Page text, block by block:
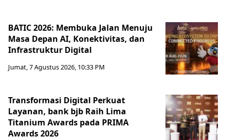
BATIC 2026: Membuka Jalan Menuju
Masa Depan AI, Konektivitas, dan
Infrastruktur Digital
Jumat, 7 Agustus 2026, 10:33 PM
Transformasi Digital Perkuat
Layanan, bank bjb Raih Lima
Titanium Awards pada PRIMA
Awards 2026